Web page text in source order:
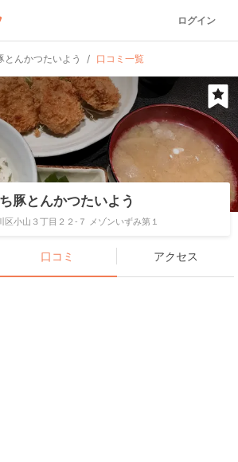
ログイン
とんかつたいよう 口コミ一覧
豚とんかつたいよう
区小山３丁目２２-７ メゾンいずみ第１
口コミ アクセス